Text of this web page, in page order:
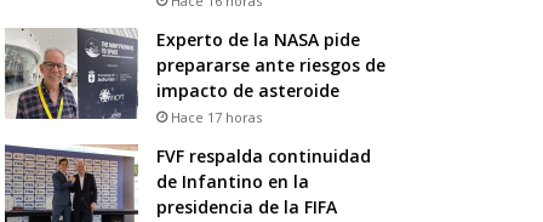
Experto de la NASA pide
prepararse ante riesgos de
impacto de asteroide
Hace 17 horas
FVF respalda continuidad
de Infantino en la
presidencia de la FIFA